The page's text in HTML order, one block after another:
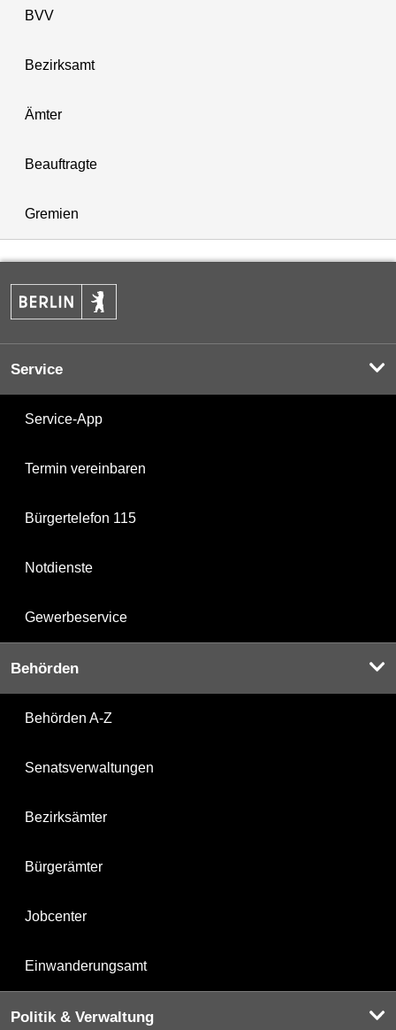
BVV
Bezirksamt
Ämter
Beauftragte
Gremien
Service
Service-App
Termin vereinbaren
Bürgertelefon 115
Notdienste
Gewerbeservice
Behörden
Behörden A-Z
Senatsverwaltungen
Bezirksämter
Bürgerämter
Jobcenter
Einwanderungsamt
Politik & Verwaltung